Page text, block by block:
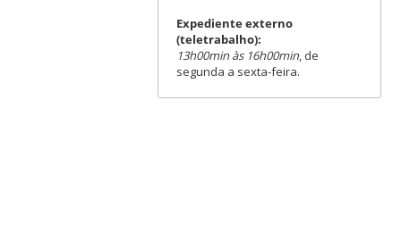
Expediente externo
(teletrabalho):
13h00min às 16h00min, de
segunda a sexta-feira.